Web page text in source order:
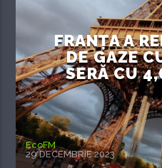
FRANȚA A
DE GAZE
SERĂ CU
EcoFM
29 DECEMBRIE 2023